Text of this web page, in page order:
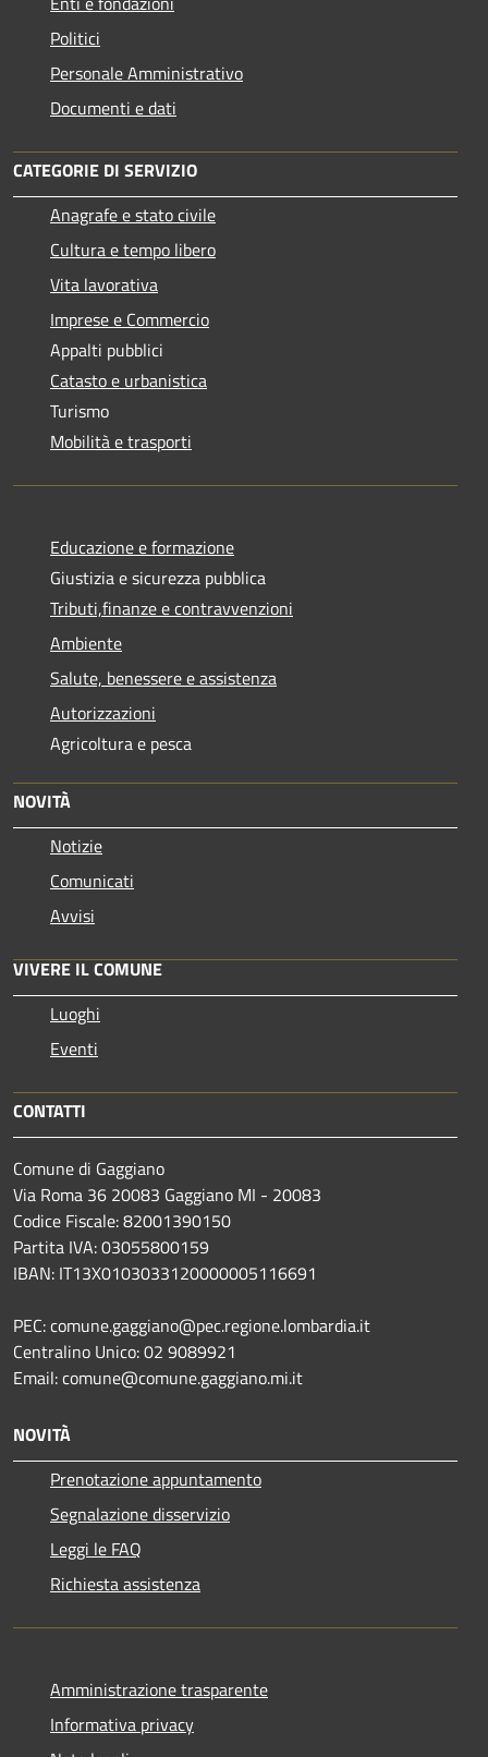
Politici
Personale Amministrativo
Documenti e dati
CATEGORIE DI SERVIZIO
Anagrafe e stato civile
Cultura e tempo libero
Vita lavorativa
Imprese e Commercio
Appalti pubblici
Catasto e urbanistica
Turismo
Mobilità e trasporti
Educazione e formazione
Giustizia e sicurezza pubblica
Tributi,finanze e contravvenzioni
Ambiente
Salute, benessere e assistenza
Autorizzazioni
Agricoltura e pesca
NOVITÀ
Notizie
Comunicati
Avvisi
VIVERE IL COMUNE
Luoghi
Eventi
CONTATTI
Comune di Gaggiano
Via Roma 36 20083 Gaggiano MI - 20083
Codice Fiscale: 82001390150
Partita IVA: 03055800159
IBAN: IT13X0103033120000005116691
PEC: comune.gaggiano@pec.regione.lombardia.it
Centralino Unico: 02 9089921
Email: comune@comune.gaggiano.mi.it
NOVITÀ
Prenotazione appuntamento
Segnalazione disservizio
Leggi le FAQ
Richiesta assistenza
Amministrazione trasparente
Informativa privacy